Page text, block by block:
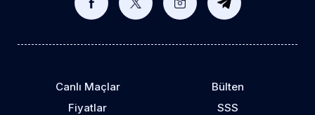
Canlı Maçlar
Bülten
Fiyatlar
SSS